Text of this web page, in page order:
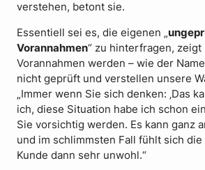
verstehen, betont sie.
Essentiell sei es, die eigenen „
Vorannahmen“ zu hinterfragen, zeigt
Vorannahmen werden – wie der
nicht geprüft und verstellen unsere
„Immer wenn Sie sich denken: ‚Das
ich, diese Situation habe ich schon
Sie vorsichtig werden. Es kann ganz
und im schlimmsten Fall fühlt sich
Kunde dann sehr unwohl.“